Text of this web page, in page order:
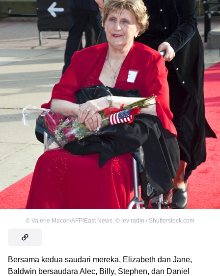
© Valerie Macon/AFP/East News, © lev radin / Shutterstock.com
Bersama kedua saudari mereka, Elizabeth dan Jane,
Baldwin bersaudara Alec, Billy, Stephen, dan Daniel